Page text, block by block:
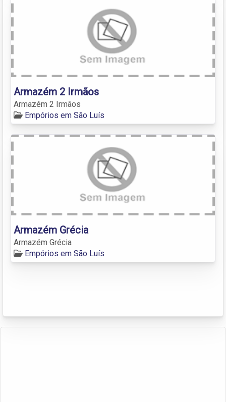
Armazém 2 Irmãos
Armazém 2 Irmãos
Empórios em São Luís
Armazém Grécia
Armazém Grécia
Empórios em São Luís